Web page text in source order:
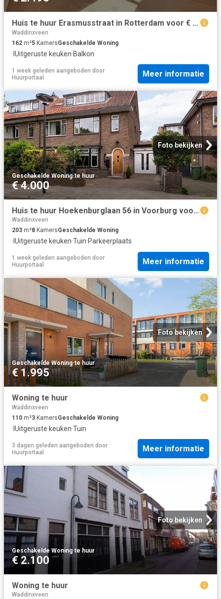
Huis te huur Erasmusstraat in Rotterdam voor € 2.495
Waddinxveen
162 m²5 KamersGeschakelde Woning
· IUitgeruste keuken·Balkon
1 week geleden aangeboden door
Huurportaal
Meer informatie
Foto bekijken
Geschakelde Woning·te huur
€ 4.000
Huis te huur Hoekenburglaan 56 in Voorburg voor € 4.000
Waddinxveen
203 m²8 KamersGeschakelde Woning
· IUitgeruste keuken·Tuin·Parkeerplaats
1 week geleden aangeboden door
Huurportaal
Meer informatie
Foto bekijken
Geschakelde Woning·te huur
€ 1.995
Woning te huur
Waddinxveen
110 m²3 KamersGeschakelde Woning
· IUitgeruste keuken·Tuin
3 dagen geleden aangeboden door
Huurportaal
Meer informatie
Foto bekijken
Geschakelde Woning·te huur
€ 2.100
Woning te huur
Waddinxveen